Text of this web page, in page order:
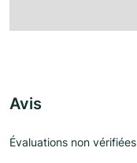
Avis
Évaluations non vérifiées